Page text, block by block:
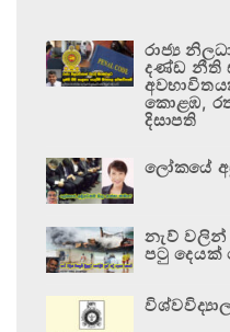
රාජ්‍ය
දණ්ඩ නීති
කොළඹ,
දිසාපති
ලෝකයේ
නැව් වලින්
පටු